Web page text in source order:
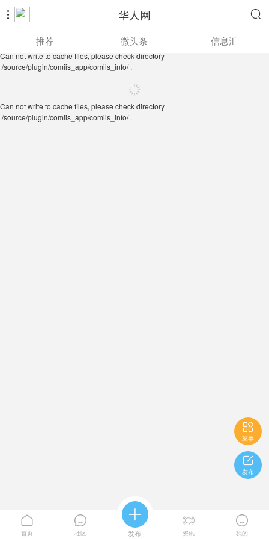
 华人网 
./source/plugin/comiis_app/comiis_info/ .
推荐 微头条 信息汇
Can not write to cache files, please check directory
./source/plugin/comiis_app/comiis_info/ .

菜单

发布

首页

社区

发布

资讯

我的
Can not write to cache files, please check directory
./source/plugin/comiis_app/comiis_info/ .